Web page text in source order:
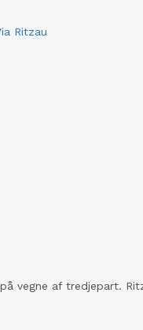
Ritzau
vegne af tredjepart.